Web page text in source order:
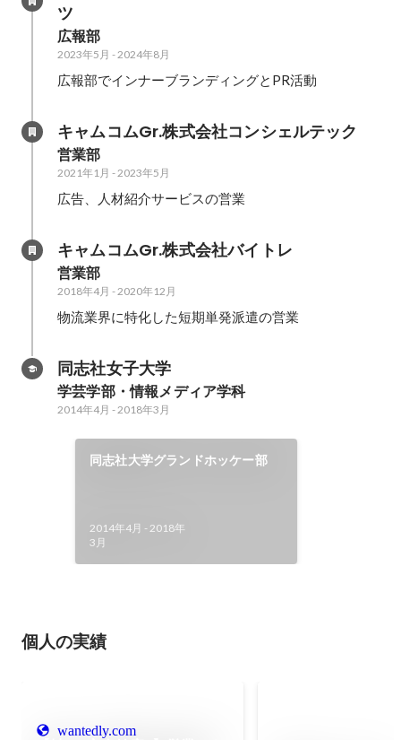
ツ
広報部
2023年5月 - 2024年8月
広報部でインナーブランディングとPR活動
キャムコムGr.株式会社コンシェルテック
営業部
2021年1月 - 2023年5月
広告、人材紹介サービスの営業
キャムコムGr.株式会社バイトレ
営業部
2018年4月 - 2020年12月
物流業界に特化した短期単発派遣の営業
同志社女子大学
学芸学部・情報メディア学科
2014年4月 - 2018年3月
同志社大学グランドホッケー部
2014年4月 - 2018年
3月
個人の実績
wantedly.com